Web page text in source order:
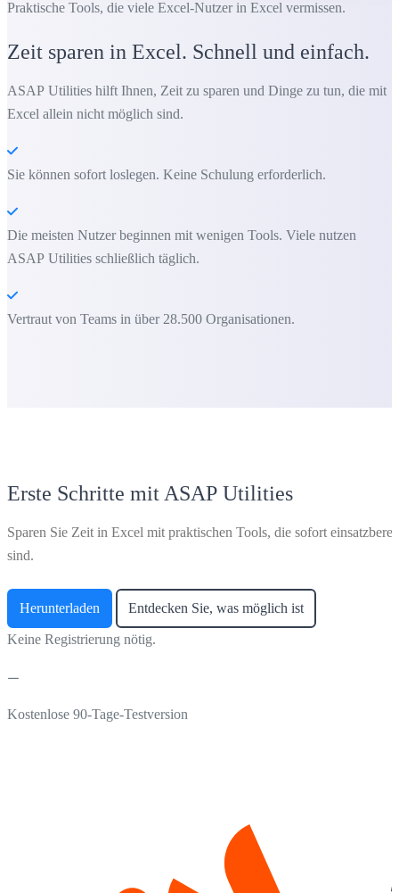
Praktische Tools, die viele Excel-Nutzer in Excel vermissen.
Zeit sparen in Excel. Schnell und einfach.
ASAP Utilities hilft Ihnen, Zeit zu sparen und Dinge zu tun, die mit
Excel allein nicht möglich sind.
Sie können sofort loslegen. Keine Schulung erforderlich.
Die meisten Nutzer beginnen mit wenigen Tools. Viele nutzen
ASAP Utilities schließlich täglich.
Vertraut von Teams in über 28.500 Organisationen.
Erste Schritte mit ASAP Utilities
Sparen Sie Zeit in Excel mit praktischen Tools, die sofort einsatzbereit
sind.
Herunterladen Entdecken Sie, was möglich ist
Keine Registrierung nötig.
Kostenlose 90-Tage-Testversion